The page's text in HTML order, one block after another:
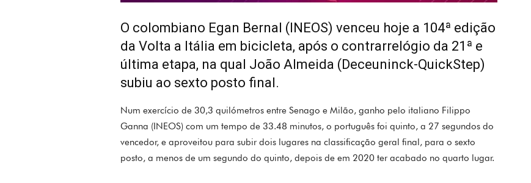
O colombiano Egan Bernal (INEOS) venceu hoje a 104ª edição
da Volta a Itália em bicicleta, após o contrarrelógio da 21ª e
última etapa, na qual João Almeida (Deceuninck-QuickStep)
subiu ao sexto posto final.
Num exercício de 30,3 quilómetros entre Senago e Milão, ganho pelo italiano Filippo
Ganna (INEOS) com um tempo de 33.48 minutos, o português foi quinto, a 27 segundos do
vencedor, e aproveitou para subir dois lugares na classificação geral final, para o sexto
posto, a menos de um segundo do quinto, depois de em 2020 ter acabado no quarto lugar.